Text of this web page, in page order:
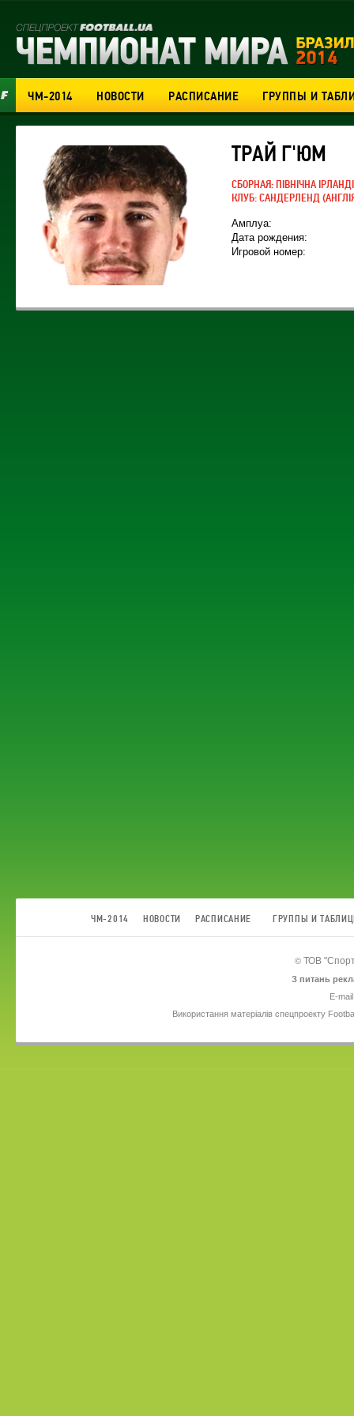
ЧМ-2014 НОВОСТИ РАСПИСАНИЕ ГРУППЫ И
ТРАЙ Г'ЮМ
СБОРНАЯ:ПІВНІЧНА
КЛУБ:САНДЕРЛЕНД
Амплуа:
Дата рождения:
Игровой номер:
ЧМ-2014 НОВОСТИ РАСПИСАНИЕ ГРУППЫ И
© ТОВ
З питань
E-
Використання матеріалів спецпроекту